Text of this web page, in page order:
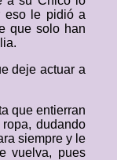
eso le pidió a
que solo han
deje actuar a
que entierran
dudando
siempre y le
vuelva, pues